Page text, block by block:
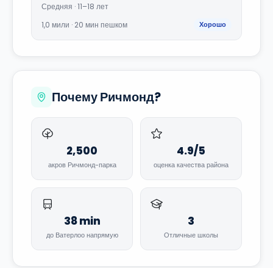
Средняя · 11–18 лет
1,0 мили · 20 мин пешком
Хорошо
Почему Ричмонд?
2,500
акров Ричмонд-парка
4.9/5
оценка качества района
38 min
до Ватерлоо напрямую
3
Отличные школы